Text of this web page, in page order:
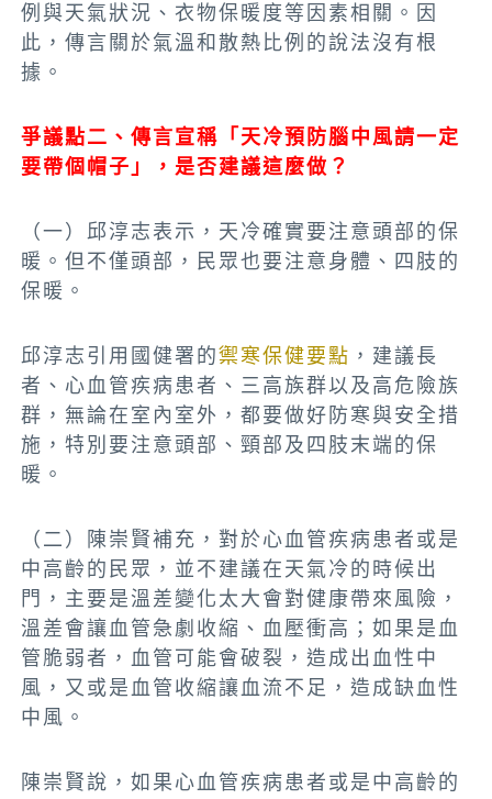
例與天氣狀況、衣物保暖度等因素相關。因
此，傳言關於氣溫和散熱比例的說法沒有根
據。
爭議點二、傳言宣稱「天冷預防腦中風請一定
要帶個帽子」，是否建議這麼做？
（一）邱淳志表示，天冷確實要注意頭部的保
暖。但不僅頭部，民眾也要注意身體、四肢的
保暖。
邱淳志引用國健署的禦寒保健要點 ，建議長
者、心血管疾病患者、三高族群以及高危險族
群，無論在室內室外，都要做好防寒與安全措
施，特別要注意頭部、頸部及四肢末端的保
暖。
（二）陳崇賢補充，對於心血管疾病患者或是
中高齡的民眾，並不建議在天氣冷的時候出
門，主要是溫差變化太大會對健康帶來風險，
溫差會讓血管急劇收縮、血壓衝高；如果是血
管脆弱者，血管可能會破裂，造成出血性中
風，又或是血管收縮讓血流不足，造成缺血性
中風。
陳崇賢說，如果心血管疾病患者或是中高齡的